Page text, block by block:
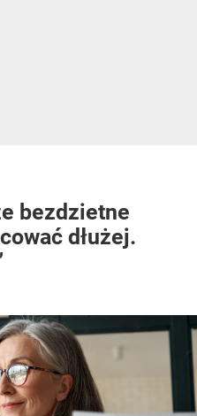
bezdzietne
dłużej.